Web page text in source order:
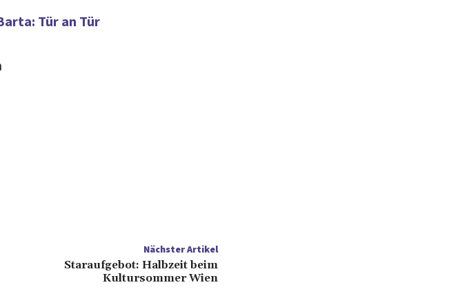
Tür an Tür
Nächster Artikel
Staraufgebot: Halbzeit beim
Kultursommer Wien